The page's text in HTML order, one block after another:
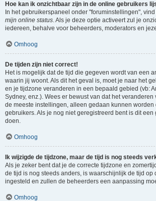
Hoe kan ik onzichtbaar zijn in de online gebruikers
In het gebruikerspaneel onder "foruminstellingen",
mijn online status. Als je deze optie activeert zul je
iedereen, behalve voor beheerders, moderators en
Omhoog
De tijden zijn niet correct!
Het is mogelijk dat de tijd die gegeven wordt van een
waarin jij woont. Als dit het geval is, moet je naar het
en je tijdzone veranderen in een bepaald gebied (vb:
Sydney, enz.). Wees er bewust van dat het
de meeste instellingen, alleen gedaan kunnen worden
gebruikers. Als je nog niet geregistreerd bent is dit een
doen.
Omhoog
Ik wijzigde de tijdzone, maar de tijd is nog steeds
Als je zeker bent dat je de correcte tijdzone en
de tijd is nog steeds anders, is waarschijnlijk de tijd op
ingesteld en zullen de beheerders een aanpassing
Omhoog